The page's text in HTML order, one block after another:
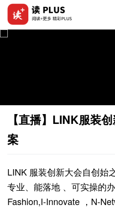
【直播】LINK服装
案
LINK 服装创新大会自创始
专业、能落地 、可实操的
Fashion,I-Innovate ，N-